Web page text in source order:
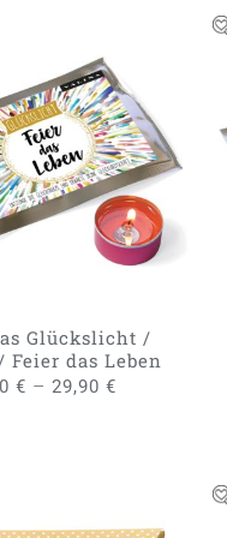
WÄHLEN DIESES
PRODUKT
WEIST
MEHRERE
VARIANTEN
AUF.
KÖNNEN
AUF
/
VIEW
Glückslicht /
Feier das Leben
€ – 29,90 €